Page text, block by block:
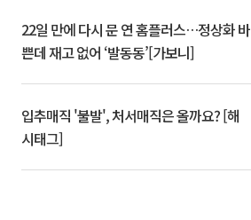
22일 만에 다시 문 연 홈플러스…정상화 바
쁜데 재고 없어 ‘발동동’[가보니]
입추매직 '불발', 처서매직은 올까요? [해
시태그]